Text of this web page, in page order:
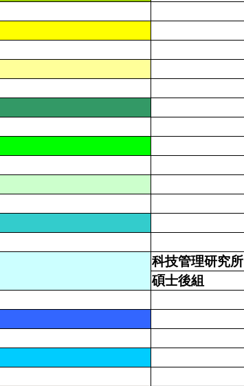
科技管理研究所
碩士後組